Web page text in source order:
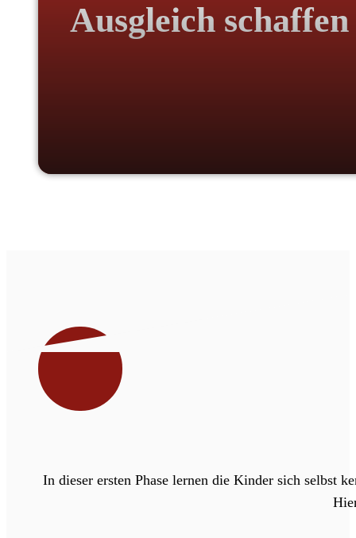
Ausgleich schaffen
In dieser ersten Phase lernen die Kinder sich selbst